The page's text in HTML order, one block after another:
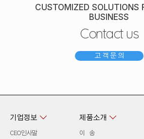
CUSTOMIZED SOLUTIONS
BUSINESS
Contact us
고 객 문 의
기업정보 
CEO인사말
제품소개 
이 송